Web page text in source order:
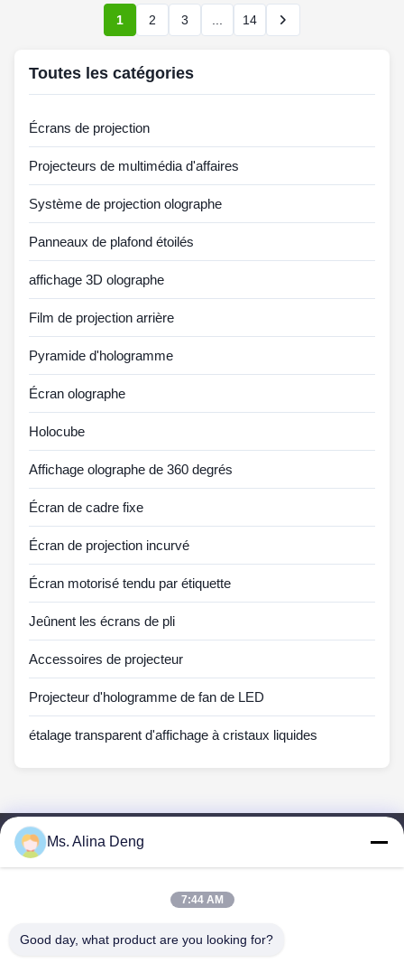
1 2 3 14
Toutes les catégories
Écrans de projection
Projecteurs de multimédia d'affaires
Système de projection olographe
Panneaux de plafond étoilés
affichage 3D olographe
Film de projection arrière
Pyramide d'hologramme
Écran olographe
Holocube
Affichage olographe de 360 degrés
Écran de cadre fixe
Écran de projection incurvé
Écran motorisé tendu par étiquette
Jeûnent les écrans de pli
Accessoires de projecteur
Projecteur d'hologramme de fan de LED
étalage transparent d'affichage à cristaux liquides
Des Produits
Visite D'usine
Ms. Alina Deng
7:44 AM
Good day, what product are you looking for?